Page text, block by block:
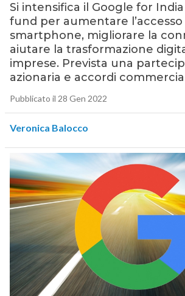
Si intensifica il Google for
fund per aumentare l’accesso
smartphone, migliorare la
aiutare la trasformazione
imprese. Prevista una
azionaria e accordi
Pubblicato il 28 Gen 2022
Veronica Balocco